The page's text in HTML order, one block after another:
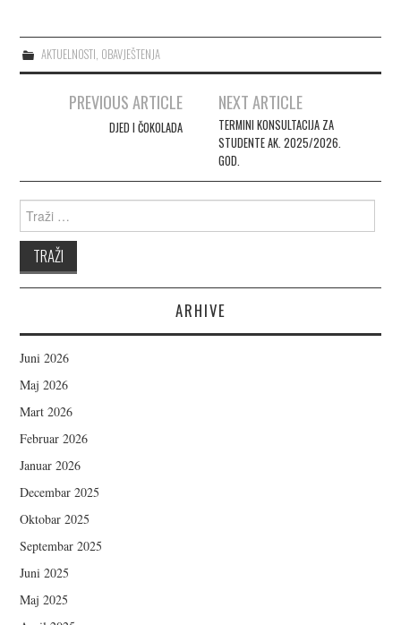
AKTUELNOSTI, OBAVJEŠTENJA
Post navigation
PREVIOUS ARTICLE
DJED I ČOKOLADA
NEXT ARTICLE
TERMINI KONSULTACIJA ZA
STUDENTE AK. 2025/2026.
GOD.
Search for:
ARHIVE
Juni 2026
Maj 2026
Mart 2026
Februar 2026
Januar 2026
Decembar 2025
Oktobar 2025
Septembar 2025
Juni 2025
Maj 2025